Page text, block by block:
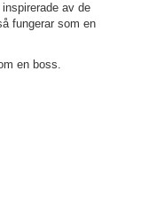
av de
fungerar som en
en boss.